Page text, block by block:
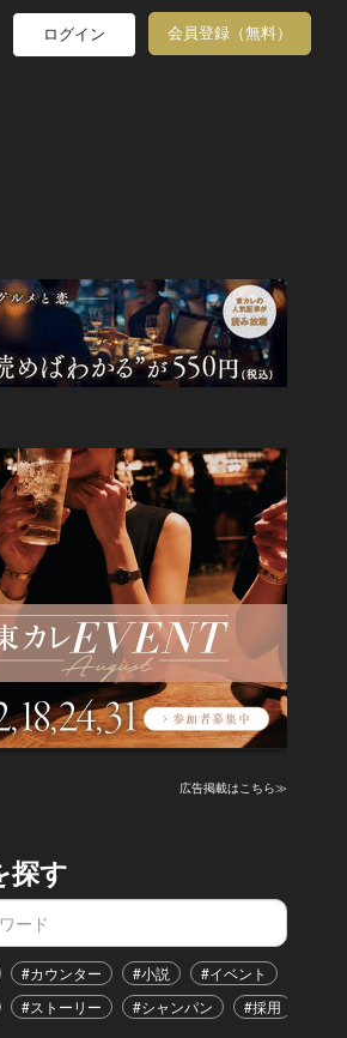
ログイン 会員登録（無料）
広告掲載はこちら≫
探す
#カウンター #小説 #イベント
#ストーリー #シャンパン #採用